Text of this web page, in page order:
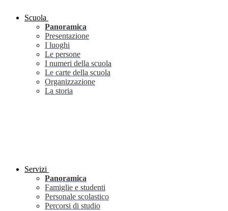
Scuola
Panoramica
Presentazione
I luoghi
Le persone
I numeri della scuola
Le carte della scuola
Organizzazione
La storia
Servizi
Panoramica
Famiglie e studenti
Personale scolastico
Percorsi di studio